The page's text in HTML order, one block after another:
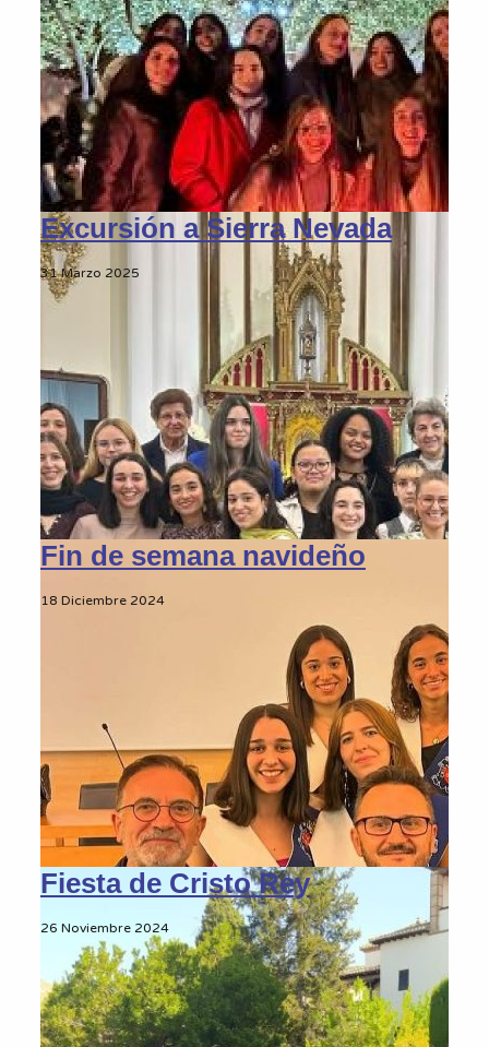
Excursión a Sierra Nevada
31 Marzo 2025
Fin de semana navideño
18 Diciembre 2024
Fiesta de Cristo Rey
26 Noviembre 2024